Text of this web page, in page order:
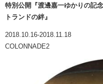
特別公開『渡邊嘉一ゆかりの記
トランドの絆』
2018.10.16-2018.11.18
COLONNADE2